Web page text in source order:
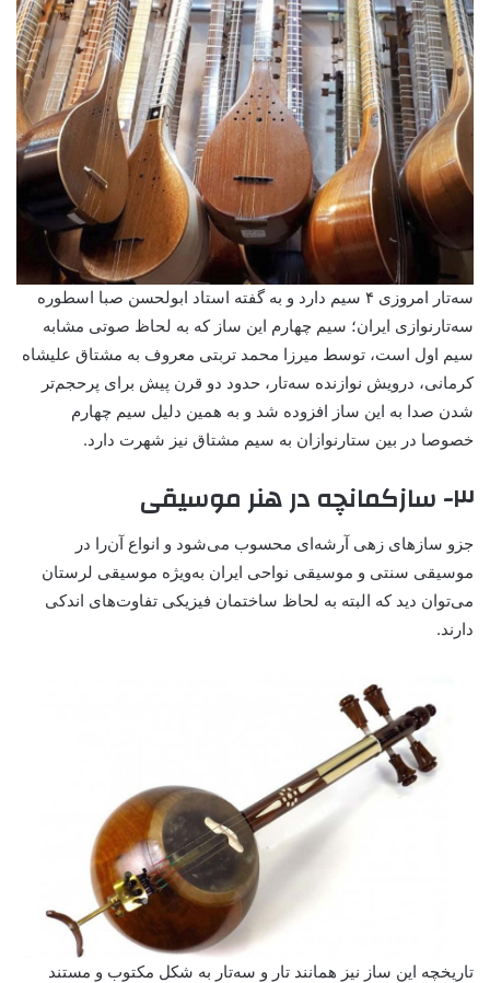
سه‌تار امروزی ۴ سیم دارد و به گفته استاد ابولحسن صبا اسطوره‌
سه‌تارنوازی ایران؛ سیم چهارم این ساز که به لحاظ صوتی مشابه
سیم اول است، توسط میرزا محمد تربتی معروف به مشتاق علیشاه
کرمانی، درویش نوازنده سه‌تار، حدود دو قرن پیش برای پرحجم‌تر
شدن صدا به این ساز افزوده شد و به همین دلیل سیم چهارم
خصوصا در بین ستارنوازان به سیم مشتاق نیز شهرت دارد.
۳- سازکمانچه در هنر موسیقی
جزو سازهای زهی آرشه‌ای محسوب می‌شود و انواع آن‌را در
موسیقی سنتی و موسیقی نواحی ایران به‌ویژه موسیقی لرستان
می‌توان دید که البته به لحاظ ساختمان فیزیکی تفاوت‌های اندکی
دارند.
تاریخچه این ساز نیز همانند تار و سه‌تار به شکل مکتوب و مستند